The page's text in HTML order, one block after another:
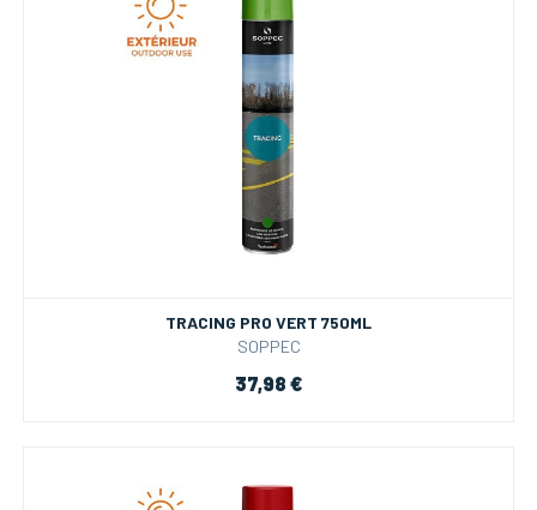
TRACING PRO VERT 750ML
SOPPEC
37,98 €